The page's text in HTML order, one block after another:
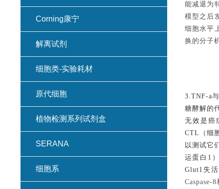
能减退为
模型之后
细胞水平
换的分子
3.TNF-a
糖酵解的
无效是癌
CTL（细
以测试它
运蛋白1
Glut1失
Caspase-8
Corning康宁
解离试剂
细胞类-实验耗材
原代细胞
植物检测系列试剂盒
SERANA
细胞系